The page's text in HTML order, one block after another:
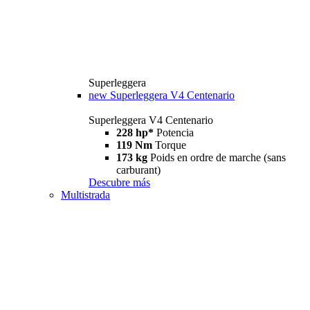
Superleggera
new Superleggera V4 Centenario
Superleggera V4 Centenario
228 hp* Potencia
119 Nm Torque
173 kg Poids en ordre de marche (sans
carburant)
Descubre más
Multistrada